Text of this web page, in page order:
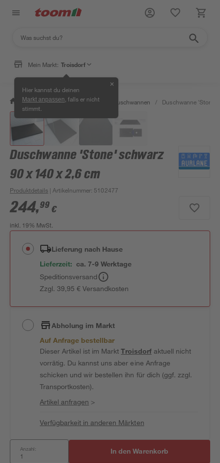
Mein Markt: Troisdorf
Hier kannst du deinen
Markt anpassen , falls er nicht
stimmt.
✕
/ Bad & Sanitär / Duschen Duschwannen / Duschwanne 'Stone'
Duschwanne 'Stone' schwarz
90 x 140 x 2,6 cm
Produktdetails | Artikelnummer: 5102477
244,99 €
inkl. 19% MwSt.
Lieferung nach Hause
Lieferzeit: ca. 7-9 Werktage
Speditionsversand
Zzgl. 39,95 € Versandkosten
Abholung im Markt
Auf Anfrage bestellbar
Dieser Artikel ist im MarktTroisdorfaktuell nicht
vorrätig. Du kannst uns aber eine Anfrage
schicken und wir bestellen ihn für dich (ggf. zzgl.
Transportkosten).
Artikel anfragen >
Verfügbarkeit in anderen Märkten
Anzahl: In den Warenkorb